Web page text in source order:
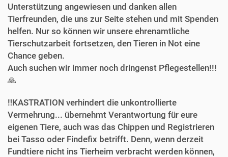
Unterstützung angewiesen und danken allen
Tierfreunden, die uns zur Seite stehen und mit Spenden
helfen. Nur so können wir unsere ehrenamtliche
Tierschutzarbeit fortsetzen, den Tieren in Not eine
Chance geben.
Auch suchen wir immer noch dringenst Pflegestellen!!!
🙏
‼️KASTRATION verhindert die unkontrollierte
Vermehrung... übernehmt Verantwortung für eure
eigenen Tiere, auch was das Chippen und Registrieren
bei Tasso oder Findefix betrifft. Denn, wenn derzeit
Fundtiere nicht ins Tierheim verbracht werden können,